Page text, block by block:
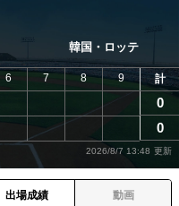
韓国・ロッテ
6 7 8 9 計
0
0
2026/8/7 13:48
出場成績 動画